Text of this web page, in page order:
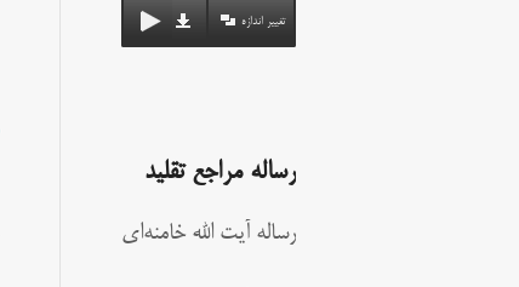
تغییر اندازه
رساله مراجع تقلید
رساله آیت الله خامنه‌ای